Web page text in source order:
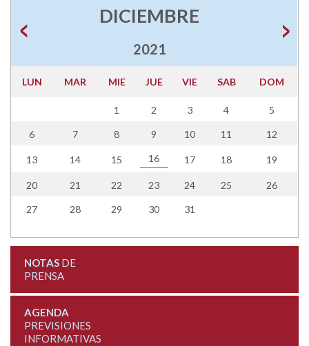
DICIEMBRE
2021
LUN MAR MIE JUE VIE SAB DOM
1 2 3 4 5
6 7 8 9 10 11 12
13 14 15 16 17 18 19
20 21 22 23 24 25 26
27 28 29 30 31
NOTASDE
PRENSA
AGENDA
PREVISIONES
INFORMATIVAS